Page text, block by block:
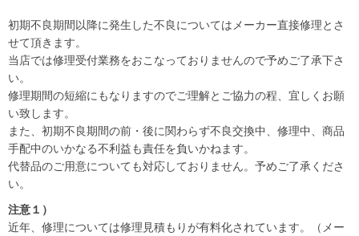
初期不良期間以降に発生した不良についてはメーカー直接修理とさ
せて頂きます。
当店では修理受付業務をおこなっておりませんので予めご了承下さ
い。
修理期間の短縮にもなりますのでご理解とご協力の程、宜しくお願
い致します。
また、初期不良期間の前・後に関わらず不良交換中、修理中、商品
手配中のいかなる不利益も責任を負いかねます。
代替品のご用意についても対応しておりません。予めご了承くださ
い。
注意１）
近年、修理については修理見積もりが有料化されています。（メー